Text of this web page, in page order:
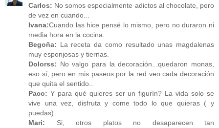
Carlos: No somos especialmente adictos al chocolate, pero
de vez en cuando...
Ivana:Cuando las hice pensé lo mismo, pero no duraron ni
media hora en la cocina.
Begoña: La receta da como resultado unas magdalenas
muy esponjosas y tiernas.
Dolorss: No valgo para la decoración...quedaron monas,
eso sí, pero en mis paseos por la red veo cada decoración
que quita el sentido..
Paco: Y para qué quieres ser un figurín? La vida solo se
vive una vez, disfruta y come todo lo que quieras ( y
puedas)
Mari: Si, otros platos no desaparecen tan